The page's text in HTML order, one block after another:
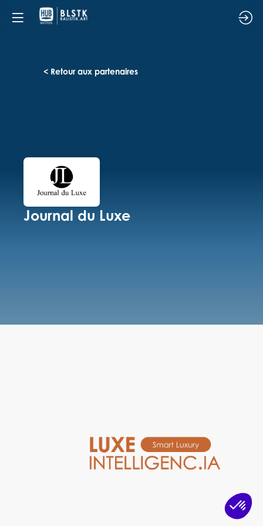
< Retour aux partenaires
Journal du Luxe